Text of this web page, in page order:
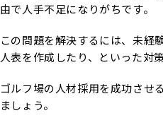
由で人手不足になりがちです。
この問題を解決するには、未経
人表を作成したり、といった対
ゴルフ場の人材採用を成功させ
ましょう。